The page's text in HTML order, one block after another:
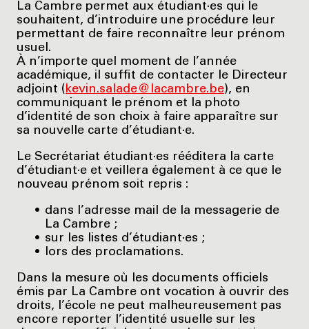
La Cambre permet aux étudiant·es qui le
souhaitent, d’introduire une procédure leur
permettant de faire reconnaître leur prénom
usuel.
À n’importe quel moment de l’année
académique, il suffit de contacter le Directeur
adjoint (kevin.salade@lacambre.be), en
communiquant le prénom et la photo
d’identité de son choix à faire apparaître sur
sa nouvelle carte d’étudiant·e.
Le Secrétariat étudiant·es rééditera la carte
d’étudiant·e et veillera également à ce que le
nouveau prénom soit repris :
dans l’adresse mail de la messagerie de
La Cambre ;
sur les listes d’étudiant·es ;
lors des proclamations.
Dans la mesure où les documents officiels
émis par La Cambre ont vocation à ouvrir des
droits, l’école ne peut malheureusement pas
encore reporter l’identité usuelle sur les